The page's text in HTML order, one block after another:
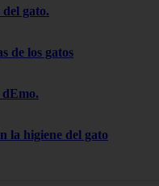
del gato.
de los gatos
dEmo.
la higiene del gato